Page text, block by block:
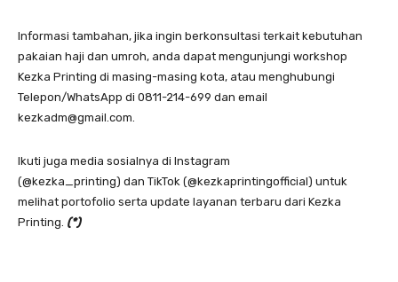
Informasi tambahan, jika ingin berkonsultasi terkait kebutuhan
pakaian haji dan umroh, anda dapat mengunjungi workshop
Kezka Printing di masing-masing kota, atau menghubungi
Telepon/WhatsApp di 0811-214-699 dan email
kezkadm@gmail.com.
Ikuti juga media sosialnya di Instagram
(@kezka_printing) dan TikTok (@kezkaprintingofficial) untuk
melihat portofolio serta update layanan terbaru dari Kezka
Printing. (*)